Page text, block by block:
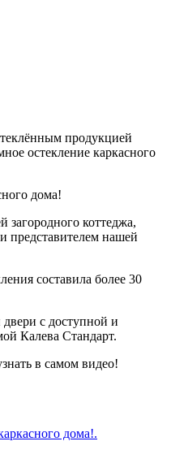
продукцией
остекление каркасного
загородного коттеджа,
представителем нашей
составила более 30
с доступной и
Калева Стандарт.
в самом видео!